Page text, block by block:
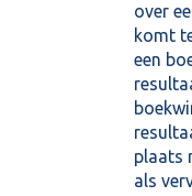
over
komt
een
plaats
als